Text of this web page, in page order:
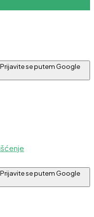
Prijavite se putem Google
Prijavite se putem Google